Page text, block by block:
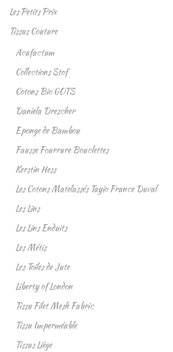
Les Petits Prix
Tissus Couture
Acufactum
Collections Stof
Cotons Bio GOTS
Daniela Drescher
Eponge de Bambou
Fausse Fourrure Bouclettes
Kerstin Hess
Les Cotons Matelassés Tayio France Duval
Les Lins
Les Lins Enduits
Les Métis
Les Toiles de Jute
Liberty of London
Tissu Filet Mesh Fabric
Tissu Imperméable
Tissus Liège